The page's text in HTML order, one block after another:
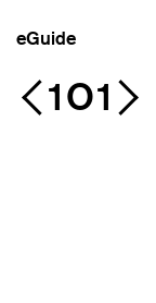
eGuide
1O1